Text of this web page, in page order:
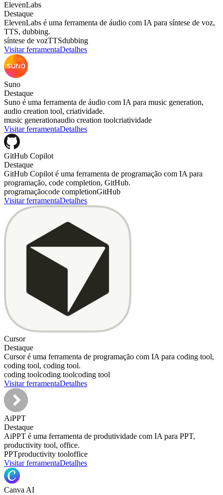
ElevenLabs
Destaque
ElevenLabs é uma ferramenta de áudio com IA para síntese de voz,
TTS, dubbing.
síntese de vozTTSdubbing
Visitar ferramentaDetalhes
Suno
Destaque
Suno é uma ferramenta de áudio com IA para music generation,
audio creation tool, criatividade.
music generationaudio creation toolcriatividade
Visitar ferramentaDetalhes
GitHub Copilot
Destaque
GitHub Copilot é uma ferramenta de programação com IA para
programação, code completion, GitHub.
programaçãocode completionGitHub
Visitar ferramentaDetalhes
Cursor
Destaque
Cursor é uma ferramenta de programação com IA para coding tool,
coding tool, coding tool.
coding toolcoding toolcoding tool
Visitar ferramentaDetalhes
AiPPT
Destaque
AiPPT é uma ferramenta de produtividade com IA para PPT,
productivity tool, office.
PPTproductivity tooloffice
Visitar ferramentaDetalhes
Canva AI